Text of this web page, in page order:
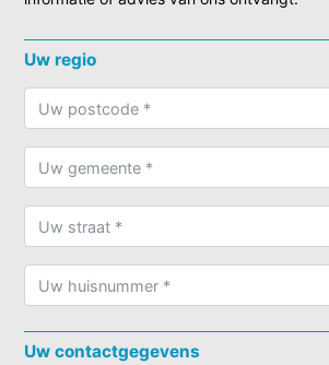
Uw regio
Uw contactgegevens